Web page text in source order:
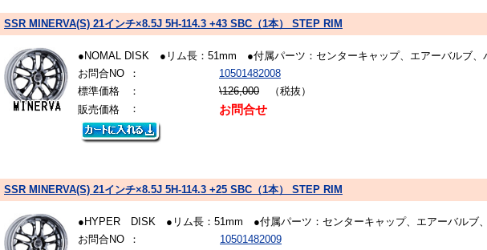
SSR MINERVA(S) 21インチ×8.5J 5H-114.3 +43 SBC（1本） STEP RIM
●NOMAL DISK ●リム長：51mm ●付属パーツ：センターキャップ、エアーバルブ
お問合NO
：
10501482008
標準価格
： \126,000 （税抜）
販売価格
： お問合せ
SSR MINERVA(S) 21インチ×8.5J 5H-114.3 +25 SBC（1本） STEP RIM
●HYPER DISK ●リム長：51mm ●付属パーツ：センターキャップ、エアーバルブ
お問合NO
：
10501482009